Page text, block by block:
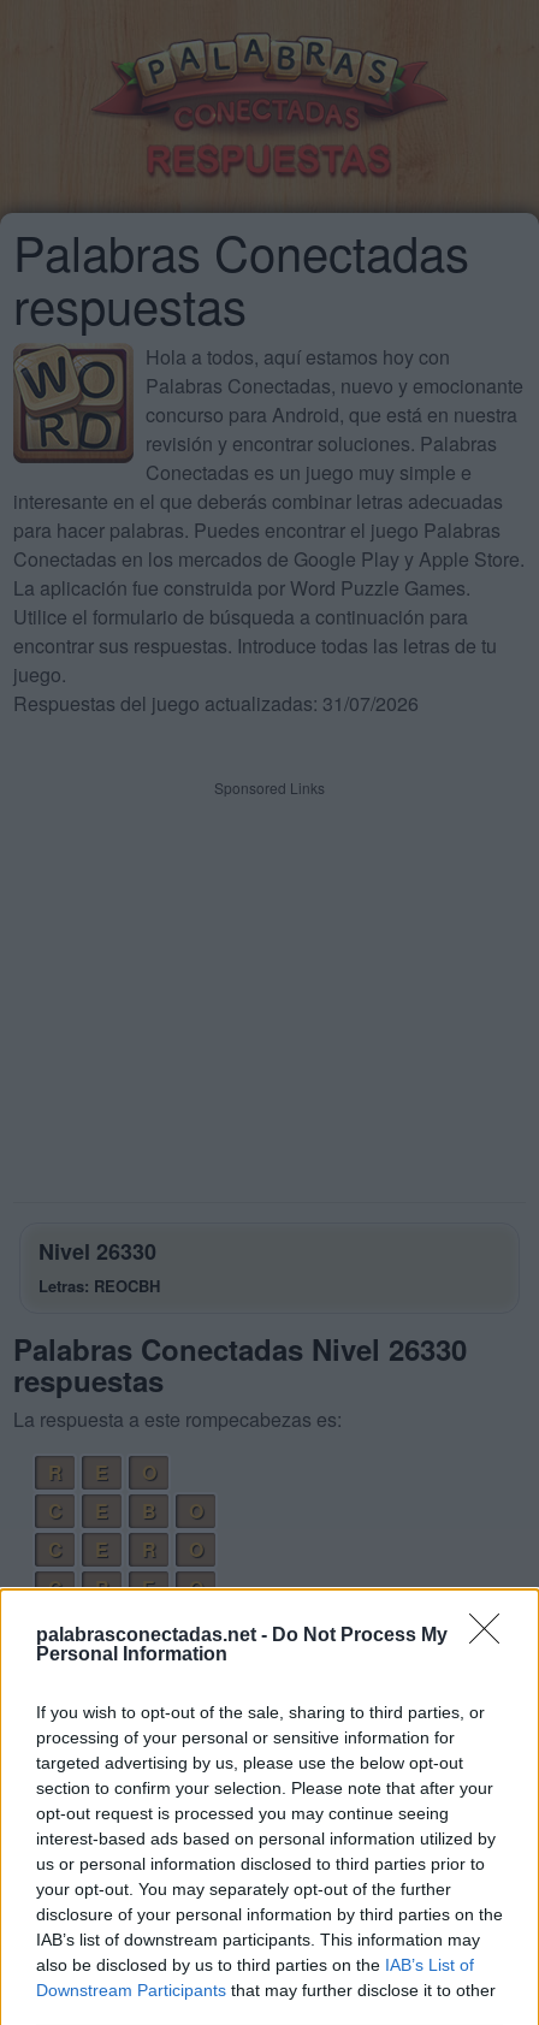
palabrasconectadas.net - Do Not Process My
Personal Information
If you wish to opt-out of the sale, sharing to third parties, or
processing of your personal or sensitive information for
targeted advertising by us, please use the below opt-out
section to confirm your selection. Please note that after your
opt-out request is processed you may continue seeing
interest-based ads based on personal information utilized by
us or personal information disclosed to third parties prior to
your opt-out. You may separately opt-out of the further
disclosure of your personal information by third parties on the
IAB’s list of downstream participants. This information may
also be disclosed by us to third parties on the IAB’s List of
Downstream Participants that may further disclose it to other
Palabras Conectadas
respuestas
Hola a todos, aquí estamos hoy con
Palabras Conectadas, nuevo y emocionante
concurso para Android, que está en nuestra
revisión y encontrar soluciones. Palabras
Conectadas es un juego muy simple e
interesante en el que deberás combinar letras adecuadas
para hacer palabras. Puedes encontrar el juego Palabras
Conectadas en los mercados de Google Play y Apple Store.
La aplicación fue construida por Word Puzzle Games.
Utilice el formulario de búsqueda a continuación para
encontrar sus respuestas. Introduce todas las letras de tu
juego.
Respuestas del juego actualizadas: 31/07/2026
Sponsored Links
Nivel 26330
Letras: REOCBH
Palabras Conectadas Nivel 26330
respuestas
La respuesta a este rompecabezas es:
R
E
O
C
E B
O
C
E R
O
C
R E
O
R
O B
E
C
O B R
B
R O C H
E
Palabras extra:
R
O
E
R
O
B
E
R
O
E
C
O
O
R
E
R
O C
E